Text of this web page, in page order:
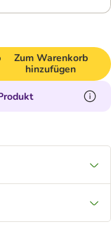
Zum Warenkorb
hinzufügen